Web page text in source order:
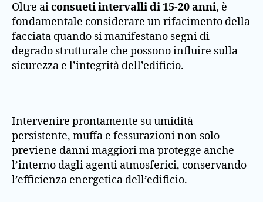
Oltre aiconsueti intervalli di 15-20 anni, è
fondamentale considerare un rifacimento della
facciata quando si manifestano segni di
degrado strutturale che possono influire sulla
sicurezza e l’integrità dell’edificio.
Intervenire prontamente su umidità
persistente, muffa e fessurazioni non solo
previene danni maggiori ma protegge anche
l’interno dagli agenti atmosferici, conservando
l’efficienza energetica dell’edificio.